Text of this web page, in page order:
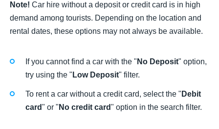
Note! Car hire without a deposit or credit card is in high
demand among tourists. Depending on the location and
rental dates, these options may not always be available.
If you cannot find a car with the " No Deposit" option,
try using the " Low Deposit" filter.
To rent a car without a credit card, select the " Debit
card" or " No credit card" option in the search filter.